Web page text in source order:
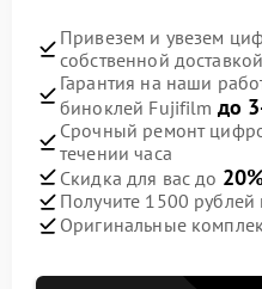
Привезем и увезем
собственной доставкой
Гарантия на наши
биноклей Fujifilm до
Срочный ремонт
течении часа
Скидка для вас до
Получите 1500 рублей
Оригинальные